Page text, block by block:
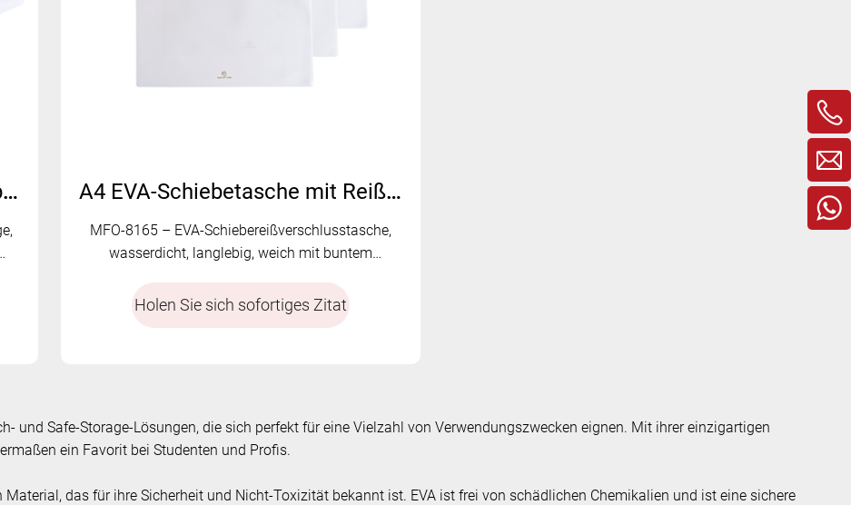
Runde EVA-Netztasche mit farbigem Reißverschluss – MFO-8154 A4 EVA-Schiebetasche mit Reißverschluss – MFO-8165
MFO-8165 – EVA-Schiebereißverschlusstasche,
wasserdicht, langlebig, weich mit buntem
Holen Sie sich sofortiges Zitat
und Safe-Storage-Lösungen, die sich perfekt für eine Vielzahl von Verwendungszwecken eignen. Mit ihrer einzigartigen
ein Favorit bei Studenten und Profis.
das für ihre Sicherheit und Nicht-Toxizität bekannt ist. EVA ist frei von schädlichen Chemikalien und ist eine sichere